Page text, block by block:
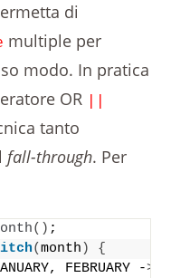
di
multiple per
modo. In pratica
OR
tanto
fall-through. Per
() ;
(month )
{
FEBRUARY ->